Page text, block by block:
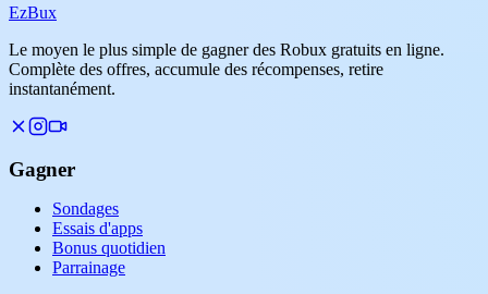
EzBux
Le moyen le plus simple de gagner des Robux gratuits en ligne.
Complète des offres, accumule des récompenses, retire
instantanément.
Gagner
Sondages
Essais d'apps
Bonus quotidien
Parrainage